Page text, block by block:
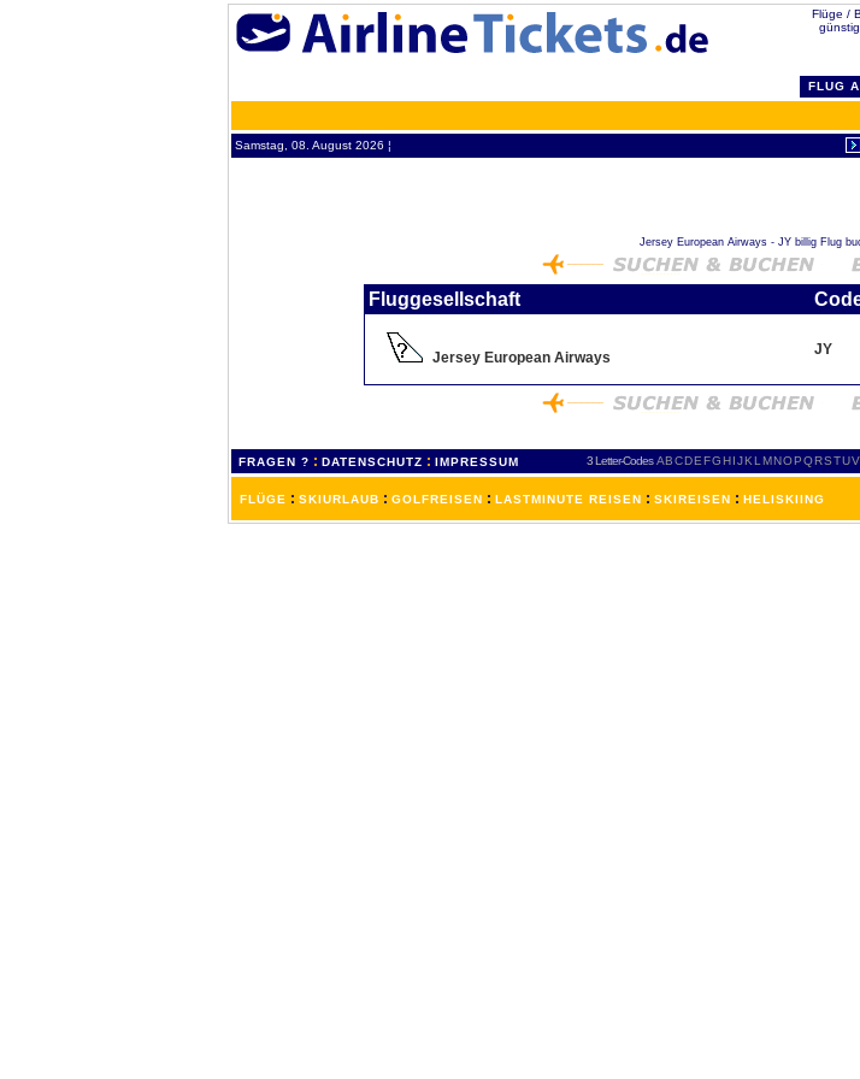
Flüge /
FLUG
Samstag, 08. August 2026 ¦
Jersey European Airways - JY billig Flug
Fluggesellschaft
Jersey European Airways JY
FRAGEN ? : DATENSCHUTZ : IMPRESSUM 3 Letter-Codes ABCDEFGH IJKL MNOPQRSTUV
FLÜGE : SKIURLAUB : GOLFREISEN : LASTMINUTE REISEN : SKIREISEN : HELISKIING